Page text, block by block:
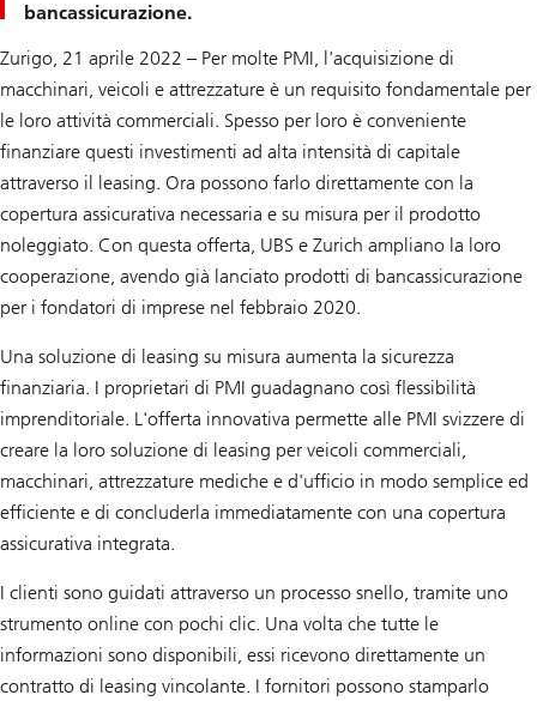
bancassicurazione.
Zurigo, 21 aprile 2022 – Per molte PMI, l'acquisizione di
macchinari, veicoli e attrezzature è un requisito fondamentale per
le loro attività commerciali. Spesso per loro è conveniente
finanziare questi investimenti ad alta intensità di capitale
attraverso il leasing. Ora possono farlo direttamente con la
copertura assicurativa necessaria e su misura per il prodotto
noleggiato. Con questa offerta, UBS e Zurich ampliano la loro
cooperazione, avendo già lanciato prodotti di bancassicurazione
per i fondatori di imprese nel febbraio 2020.
Una soluzione di leasing su misura aumenta la sicurezza
finanziaria. I proprietari di PMI guadagnano così flessibilità
imprenditoriale. L'offerta innovativa permette alle PMI svizzere di
creare la loro soluzione di leasing per veicoli commerciali,
macchinari, attrezzature mediche e d'ufficio in modo semplice ed
efficiente e di concluderla immediatamente con una copertura
assicurativa integrata.
I clienti sono guidati attraverso un processo snello, tramite uno
strumento online con pochi clic. Una volta che tutte le
informazioni sono disponibili, essi ricevono direttamente un
contratto di leasing vincolante. I fornitori possono stamparlo